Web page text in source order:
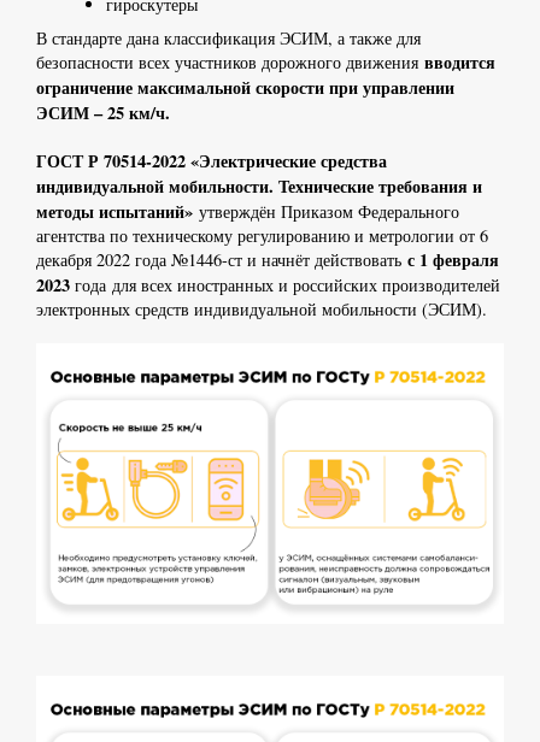
В стандарте дана классификация ЭСИМ, а также для
безопасности всех участников дорожного движения вводится
ограничение максимальной скорости при управлении
ЭСИМ – 25 км/ч.
ГОСТ Р 70514-2022 «Электрические средства
индивидуальной мобильности. Технические требования и
методы испытаний» утверждён Приказом Федерального
агентства по техническому регулированию и метрологии от 6
декабря 2022 года №1446-ст и начнёт действовать с 1 февраля
2023 года для всех иностранных и российских производителей
электронных средств индивидуальной мобильности (ЭСИМ).